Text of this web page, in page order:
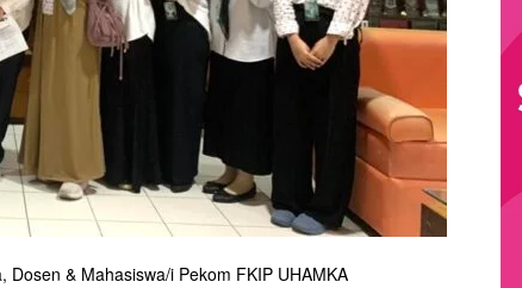
& Mahasiswa/i Pekom FKIP UHAMKA